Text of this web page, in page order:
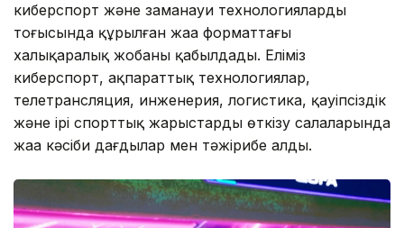
киберспорт және заманауи технологиялардың
тоғысында құрылған жаңа форматтағы
халықаралық жобаны қабылдады. Еліміз
киберспорт, ақпараттық технологиялар,
телетрансляция, инженерия, логистика, қауіпсіздік
және ірі спорттық жарыстарды өткізу салаларында
жаңа кәсіби дағдылар мен тәжірибе алды.